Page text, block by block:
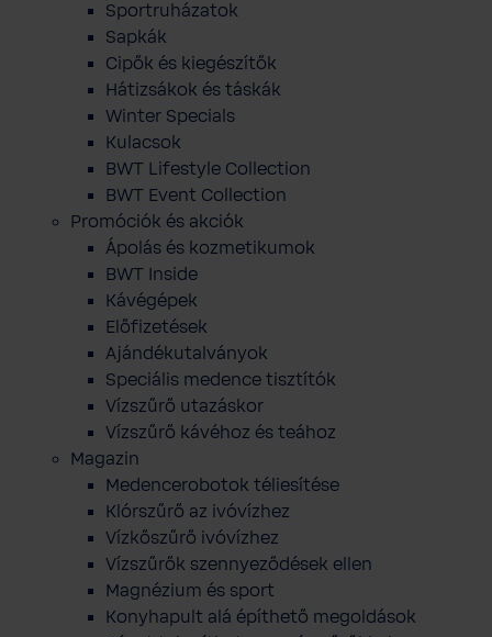
Sportruházatok
Sapkák
Cipők és kiegészítők
Hátizsákok és táskák
Winter Specials
Kulacsok
BWT Lifestyle Collection
BWT Event Collection
Promóciók és akciók
Ápolás és kozmetikumok
BWT Inside
Kávégépek
Előfizetések
Ajándékutalványok
Speciális medence tisztítók
Vízszűrő utazáskor
Vízszűrő kávéhoz és teához
Magazin
Medencerobotok téliesítése
Klórszűrő az ivóvízhez
Vízkőszűrő ivóvízhez
Vízszűrők szennyeződések ellen
Magnézium és sport
Konyhapult alá építhető megoldások